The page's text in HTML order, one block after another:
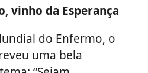
vinho da Esperança
do Enfermo, o
uma bela